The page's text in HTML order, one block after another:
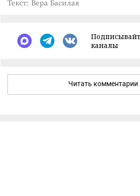
Текст: Вера Басилая
каналы
Читать комментарии